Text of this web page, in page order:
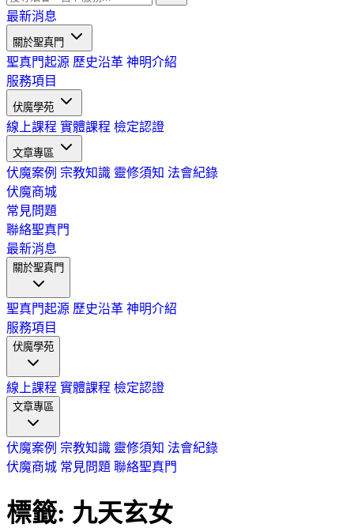
最新消息
關於聖真門
聖真門起源 歷史沿革 神明介紹
服務項目
伏魔學苑
線上課程 實體課程 檢定認證
文章專區
伏魔案例 宗教知識 靈修須知 法會紀錄
伏魔商城
常見問題
聯絡聖真門
最新消息
關於聖真門
聖真門起源 歷史沿革 神明介紹
服務項目
伏魔學苑
線上課程 實體課程 檢定認證
文章專區
伏魔案例 宗教知識 靈修須知 法會紀錄
伏魔商城 常見問題 聯絡聖真門
標籤: 九天玄女